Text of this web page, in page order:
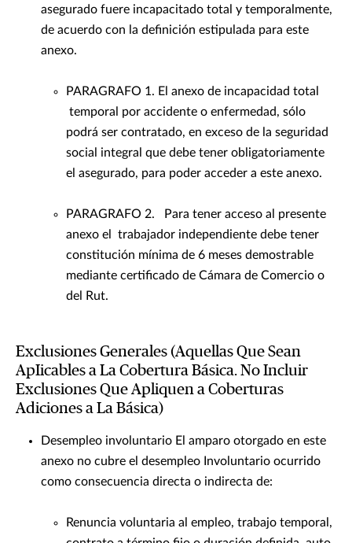
asegurado fuere incapacitado total y temporalmente,
de acuerdo con la definición estipulada para este
anexo.
PARAGRAFO 1. El anexo de incapacidad total
temporal por accidente o enfermedad, sólo
podrá ser contratado, en exceso de la seguridad
social integral que debe tener obligatoriamente
el asegurado, para poder acceder a este anexo.
PARAGRAFO 2. Para tener acceso al presente
anexo el trabajador independiente debe tener
constitución mínima de 6 meses demostrable
mediante certificado de Cámara de Comercio o
del Rut.
Exclusiones Generales (Aquellas Que Sean
ApIicables a La Cobertura Básica. No Incluir
Exclusiones Que Apliquen a Coberturas
Adiciones a La Básica)
Desempleo involuntario El amparo otorgado en este
anexo no cubre el desempleo Involuntario ocurrido
como consecuencia directa o indirecta de:
Renuncia voluntaria al empleo, trabajo temporal,